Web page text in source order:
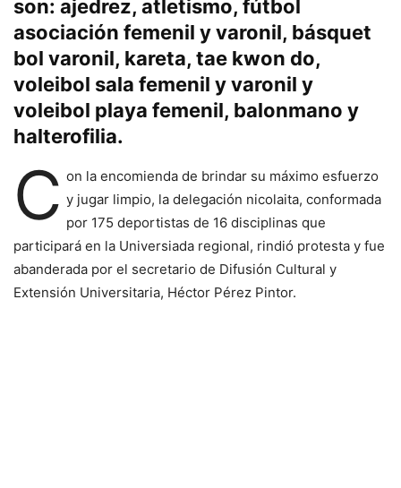
son: ajedrez, atletismo, fútbol
asociación femenil y varonil, básquet
bol varonil, kareta, tae kwon do,
voleibol sala femenil y varonil y
voleibol playa femenil, balonmano y
halterofilia.
C on la encomienda de brindar su máximo esfuerzo
y jugar limpio, la delegación nicolaita, conformada
por 175 deportistas de 16 disciplinas que
participará en la Universiada regional, rindió protesta y fue
abanderada por el secretario de Difusión Cultural y
Extensión Universitaria, Héctor Pérez Pintor.